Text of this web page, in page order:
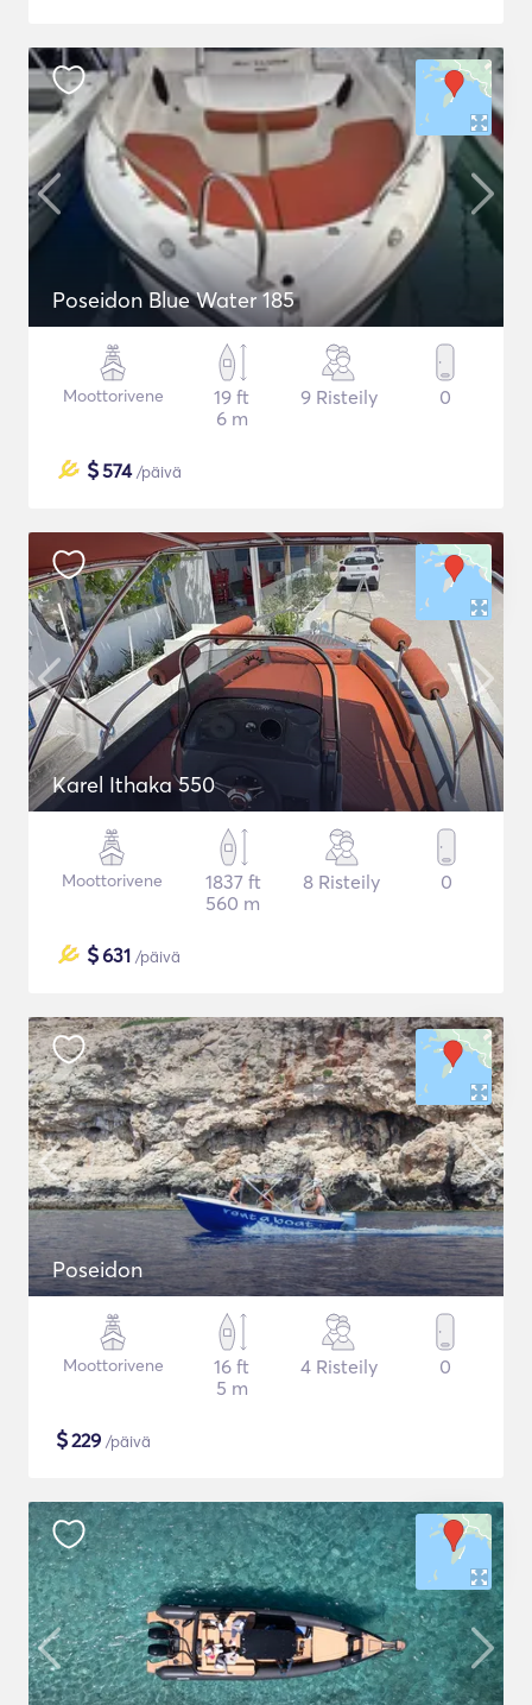
Poseidon Blue Water 185
Moottorivene
19 ft
6 m
9 Risteily 0
$574/päivä
Karel Ithaka 550
Moottorivene
1837 ft
560 m
8 Risteily 0
$631 /päivä
Poseidon
Moottorivene
16 ft
5 m
4 Risteily 0
$229 /päivä